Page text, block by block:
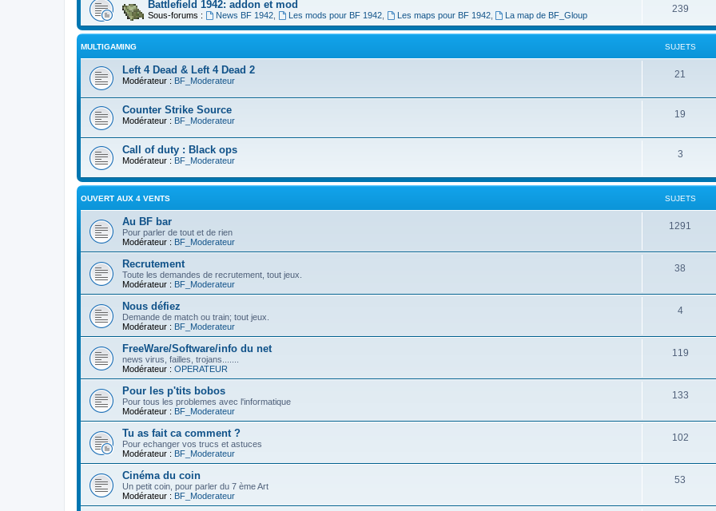
Battlefield 1942: addon et mod
Sous-forums : News BF 1942, Les mods pour BF 1942, Les maps pour BF 1942, La map de BF_Gloup
239
MULTIGAMING SUJETS
Left 4 Dead & Left 4 Dead 2
Modérateur : BF_Moderateur
21
Counter Strike Source
Modérateur : BF_Moderateur
19
Call of duty : Black ops
Modérateur : BF_Moderateur
3
OUVERT AUX 4 VENTS SUJETS
Au BF bar
Pour parler de tout et de rien
Modérateur : BF_Moderateur
1291
Recrutement
Toute les demandes de recrutement, tout jeux.
Modérateur : BF_Moderateur
38
Nous défiez
Demande de match ou train; tout jeux.
Modérateur : BF_Moderateur
4
FreeWare/Software/info du net
news virus, failles, trojans.......
Modérateur : OPERATEUR
119
Pour les p'tits bobos
Pour tous les problemes avec l'informatique
Modérateur : BF_Moderateur
133
Tu as fait ca comment ?
Pour echanger vos trucs et astuces
Modérateur : BF_Moderateur
102
Cinéma du coin
Un petit coin, pour parler du 7 ème Art
Modérateur : BF_Moderateur
53